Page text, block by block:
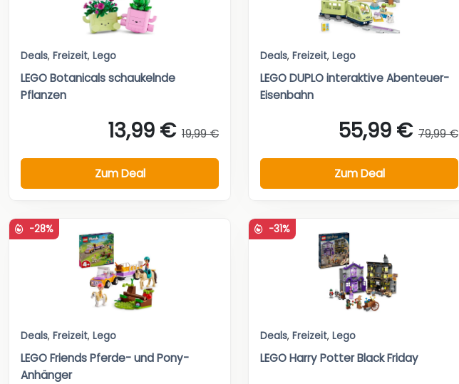
Deals, Freizeit, Lego
LEGO Botanicals schaukelnde
Pflanzen
13,99 € 19,99 €
Zum Deal
Deals, Freizeit, Lego
LEGO DUPLO interaktive Abenteuer-
Eisenbahn
55,99 € 79,99 €
Zum Deal
-28%
Deals, Freizeit, Lego
LEGO Friends Pferde- und Pony-
Anhänger
-31%
Deals, Freizeit, Lego
LEGO Harry Potter Black Friday